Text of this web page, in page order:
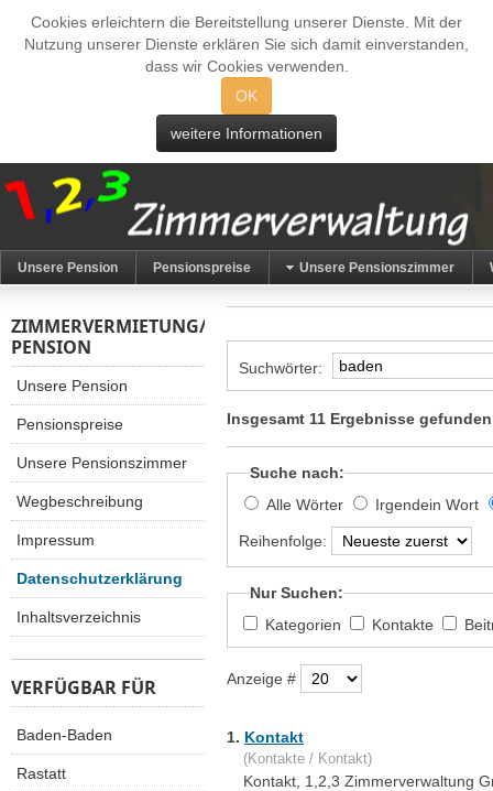
Cookies erleichtern die Bereitstellung unserer Dienste. Mit der
Nutzung unserer Dienste erklären Sie sich damit einverstanden,
dass wir Cookies verwenden.
OK
weitere Informationen
Unsere Pension Pensionspreise Unsere Pensionszimmer
Suchwörter:
Insgesamt 11 Ergebnisse
Suche nach:
Alle Wörter
Irgendein Wort
Reihenfolge:
Nur Suchen:
Kategorien
Kontakte
Anzeige #
1. Kontakt
(Kontakte / Kontakt)
Kontakt, 1,2,3 Zimmerverwaltung
ZIMMERVERMIETUNG/
PENSION
Unsere Pension
Pensionspreise
Unsere Pensionszimmer
Wegbeschreibung
Impressum
Datenschutzerklärung
Inhaltsverzeichnis
VERFÜGBAR FÜR
Baden-Baden
Rastatt